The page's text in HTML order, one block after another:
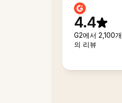
4.4
G2에서 2,100
의 리뷰